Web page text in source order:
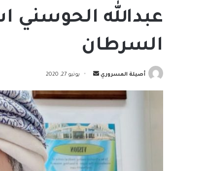
عبدالله الحوسني
السرطان
أصيلة المسروري
أرسل
إلكترونيا
يونيو 27, 2020